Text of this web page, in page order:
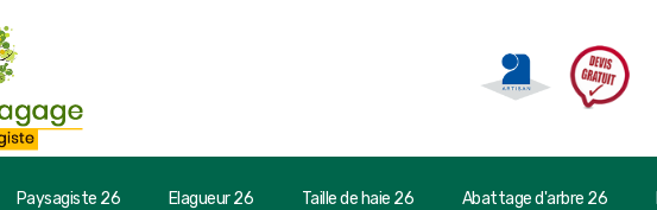
Paysagiste 26 Elagueur 26 Taille de haie 26 Abattage d'arbre 26